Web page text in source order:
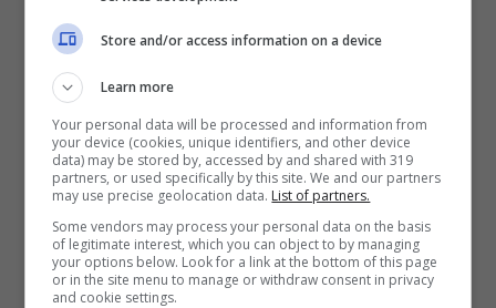
Store and/or access information on a device
Learn more
Your personal data will be processed and information from
your device (cookies, unique identifiers, and other device
data) may be stored by, accessed by and shared with 319
partners, or used specifically by this site. We and our partners
may use precise geolocation data. List of partners.
Some vendors may process your personal data on the basis
of legitimate interest, which you can object to by managing
your options below. Look for a link at the bottom of this page
or in the site menu to manage or withdraw consent in privacy
and cookie settings.